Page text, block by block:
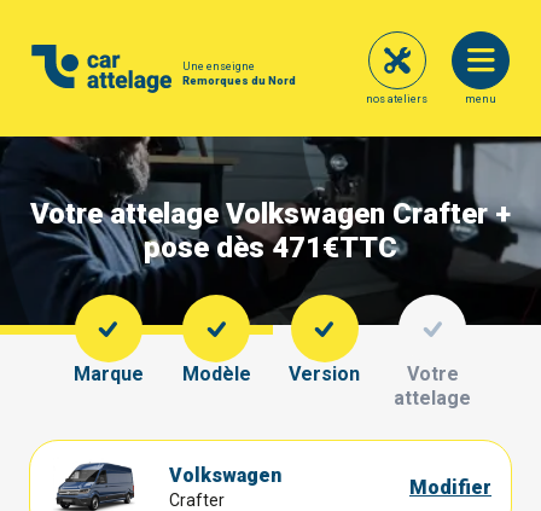
Une enseigne
Remorques du Nord
menu
nos ateliers
Votre attelage Volkswagen Crafter +
pose dès 471€TTC
Marque Modèle Version
Votre
attelage
Volkswagen
Crafter
Modifier